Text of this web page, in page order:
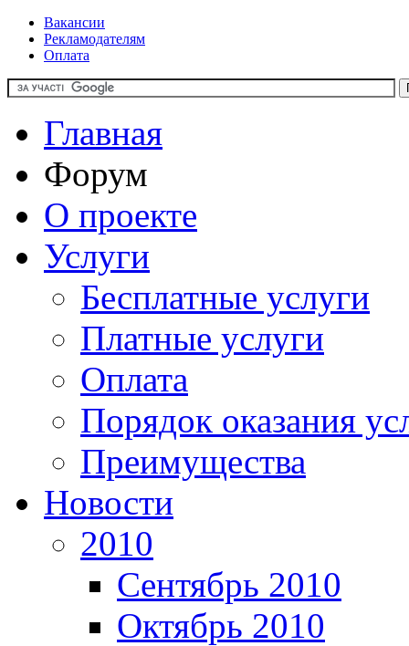
Вакансии
Рекламодателям
Оплата
Главная
Форум
О проекте
Услуги
Бесплатные услуги
Платные услуги
Оплата
Порядок оказания
Преимущества
Новости
2010
Сентябрь 2010
Октябрь 2010